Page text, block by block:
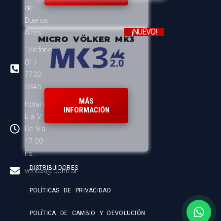
de
Buenos
Aires.
Teléfono:
011
7732-
5345
Horario:
L a V
De 9 a
17:00
hs.
ventas@bohn.ar
MICRO VÖLKER MK3
¡NUEVO!
MÁS
INFORMACIÓN
DISTRIBUIDORES
POLÍTICAS DE PRIVACIDAD
POLÍTICA DE CAMBIO Y DEVOLUCIÓN